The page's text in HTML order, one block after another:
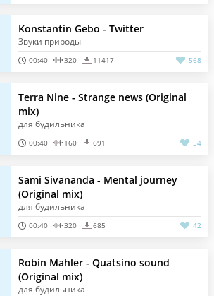
Konstantin Gebo - Twitter
Звуки природы
00:40 320 11417 568
Terra Nine - Strange news (Original
mix)
для будильника
00:40 160 691 54
Sami Sivananda - Mental journey
(Original mix)
для будильника
00:40 320 685 42
Robin Mahler - Quatsino sound
(Original mix)
для будильника